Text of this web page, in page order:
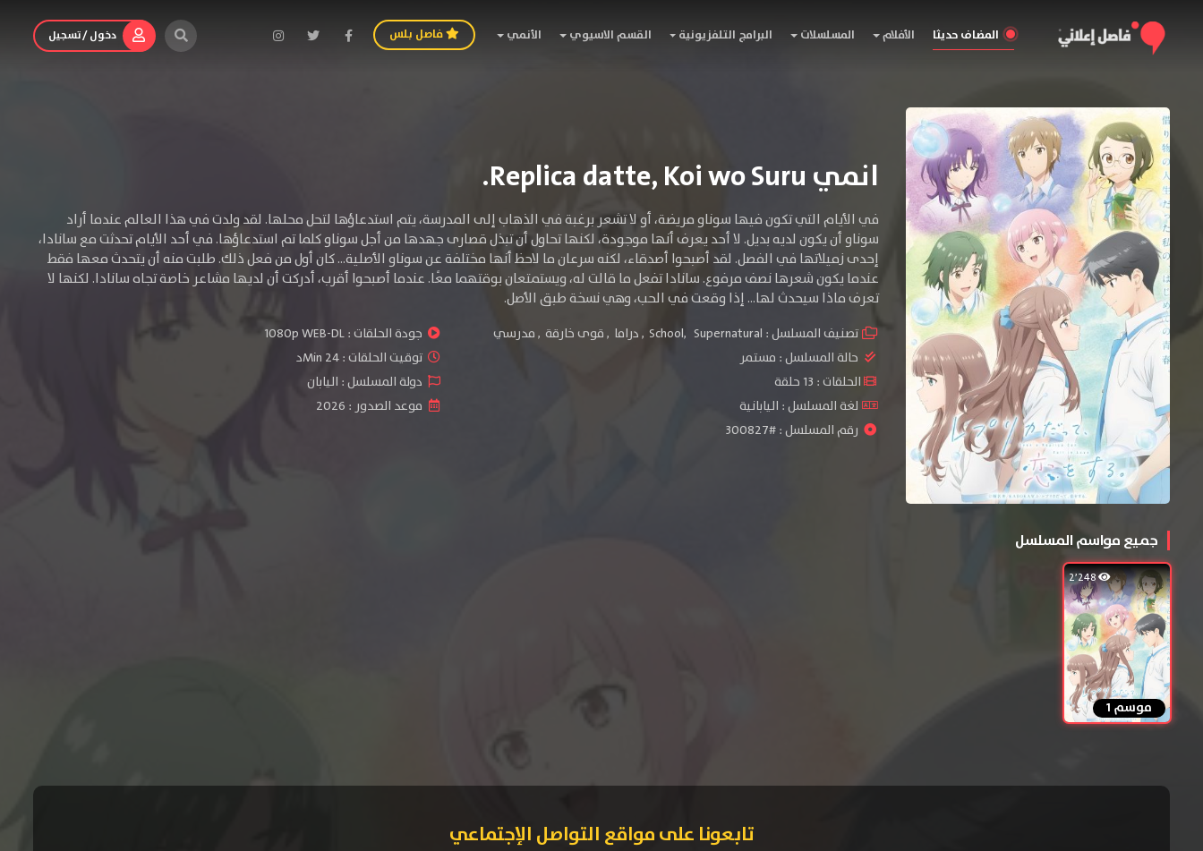
المضاف حديثا الأفلام المسلسلات البرامج التلفزيونية القسم الاسيوي الأنمي فاصل بلس دخول / تسجيل
انمي Replica datte, Koi wo Suru.
في الأيام التي تكون فيها سوناو مريضة، أو لا تشعر برغبة في الذهاب إلى المدرسة، يتم استدعاؤها لتحل محلها. لقد ولدت في هذا العالم عندما أراد
سوناو أن يكون لديه بديل. لا أحد يعرف أنها موجودة، لكنها تحاول أن تبذل قصارى جهدها من أجل سوناو كلما تم استدعاؤها. في أحد الأيام تحدثت مع سانادا،
إحدى زميلاتها في الفصل. لقد أصبحوا أصدقاء، لكنه سرعان ما لاحظ أنها مختلفة عن سوناو الأصلية... كان أول من فعل ذلك. طلبت منه أن يتحدث معها فقط
عندما يكون شعرها نصف مرفوع. سانادا تفعل ما قالت له، ويستمتعان بوقتهما معًا. عندما أصبحوا أقرب، أدركت أن لديها مشاعر خاصة تجاه سانادا. لكنها لا
تعرف ماذا سيحدث لها... إذا وقعت في الحب، وهي نسخة طبق الأصل.
تصنيف المسلسل : School, Supernatural
,دراما ,قوى خارقة ,مدرسي جودة الحلقات :1080p WEB-DL
حالة المسلسل : مستمر
توقيت الحلقات : 24 Minد
الحلقات : 13 حلقة
دولة المسلسل : اليابان
لغة المسلسل : اليابانية
موعد الصدور : 2026
رقم المسلسل : #300827
جميع مواسم المسلسل
2٬248
موسم 1
تابعونا على مواقع التواصل الإجتماعي